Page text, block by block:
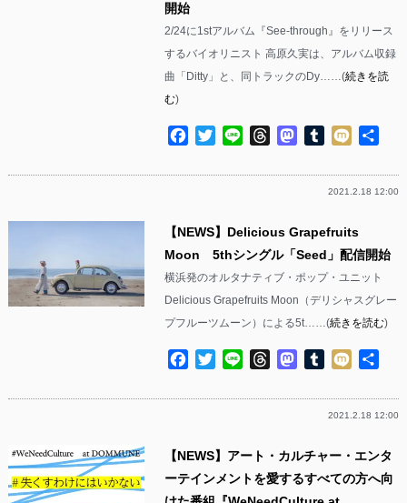
開始
2/24に1stアルバム『See-through』をリリース
するバイオリニスト 高原久実は、アルバム収録
曲「Ditty」と、同トラックのDy……(続きを読
む)
Facebook
TwitterLine ThreadsMastodon
Tumblr
Mixi
2021.2.18 12:00
【NEWS】Delicious Grapefruits
Moon 5thシングル「Seed」配信開始
横浜発のオルタナティブ・ポップ・ユニット
Delicious Grapefruits Moon（デリシャスグレー
プフルーツムーン）による5t……(続きを読む)
Facebook
TwitterLine ThreadsMastodon
Tumblr
Mixi
2021.2.18 12:00
【NEWS】アート・カルチャー・エンタ
ーテインメントを愛するすべての方へ向